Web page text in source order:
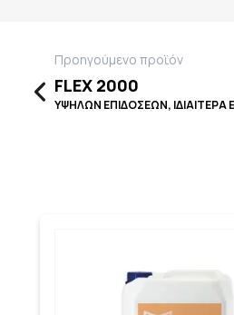
Προηγούμενο προϊόν
FLEX 2000
ΥΨΗΛΩΝ ΕΠΙΔΟΣΕΩΝ,